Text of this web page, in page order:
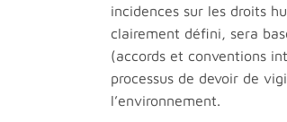
incidences sur les droits
clairement défini, sera
(accords et conventions
processus de devoir de
l’environnement.